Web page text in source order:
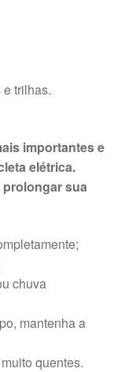
trilhas.
importantes e
elétrica.
sua
chuva
mantenha a
quentes.